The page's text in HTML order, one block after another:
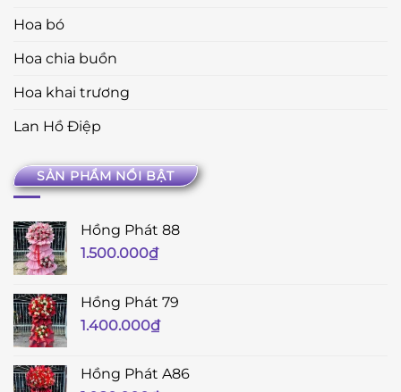
Hoa bó
Hoa chia buồn
Hoa khai trương
Lan Hồ Điệp
SẢN PHẨM NỔI BẬT
Hồng Phát 88
1.500.000₫
Hồng Phát 79
1.400.000₫
Hồng Phát A86